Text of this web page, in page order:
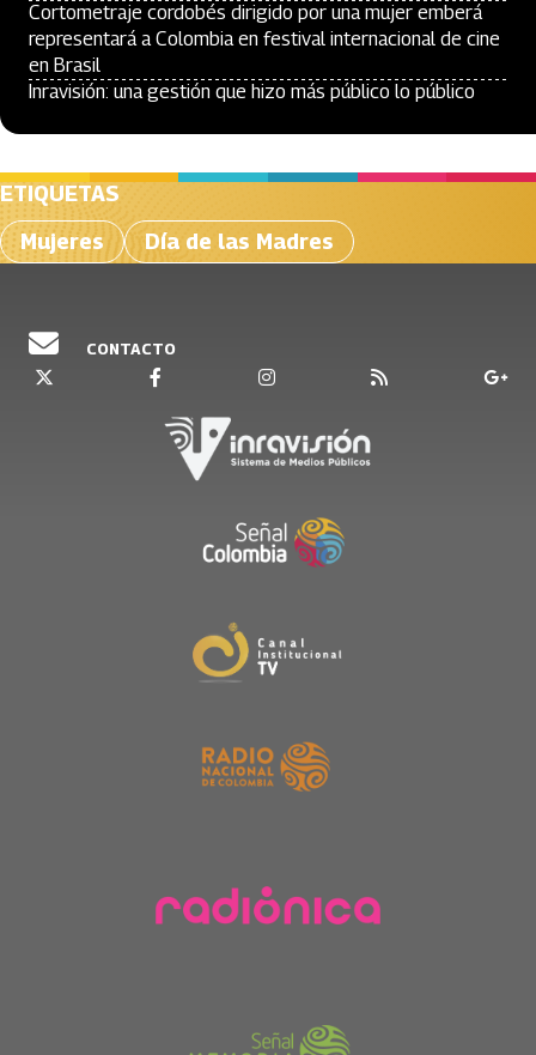
Cortometraje cordobés dirigido por una mujer emberá
representará a Colombia en festival internacional de cine
en Brasil
Inravisión: una gestión que hizo más público lo público
ETIQUETAS
Mujeres
Día de las Madres
CONTACTO